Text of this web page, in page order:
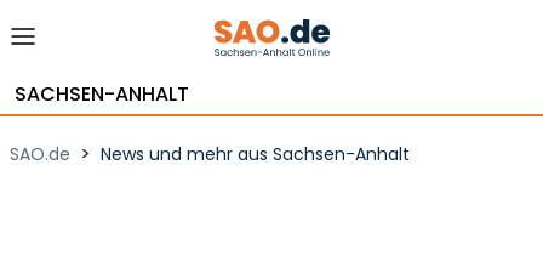
SACHSEN-ANHALT
SAO.de > News und mehr aus Sachsen-Anhalt